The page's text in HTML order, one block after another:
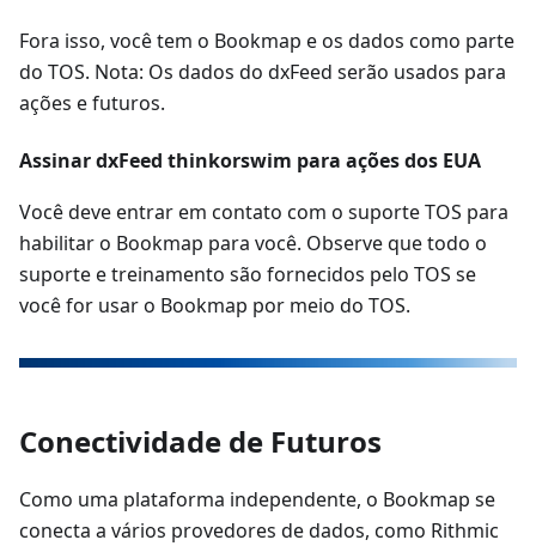
Fora isso, você tem o Bookmap e os dados como parte
do TOS. Nota: Os dados do dxFeed serão usados para
ações e futuros.
Assinar dxFeed thinkorswim para ações dos EUA
Você deve entrar em contato com o suporte TOS para
habilitar o Bookmap para você. Observe que todo o
suporte e treinamento são fornecidos pelo TOS se
você for usar o Bookmap por meio do TOS.
Conectividade de Futuros
Como uma plataforma independente, o Bookmap se
conecta a vários provedores de dados, como Rithmic